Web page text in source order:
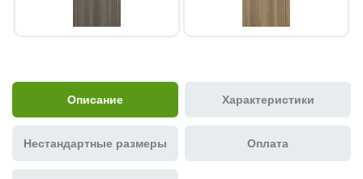
Описание Характеристики
Нестандартные размеры Оплата